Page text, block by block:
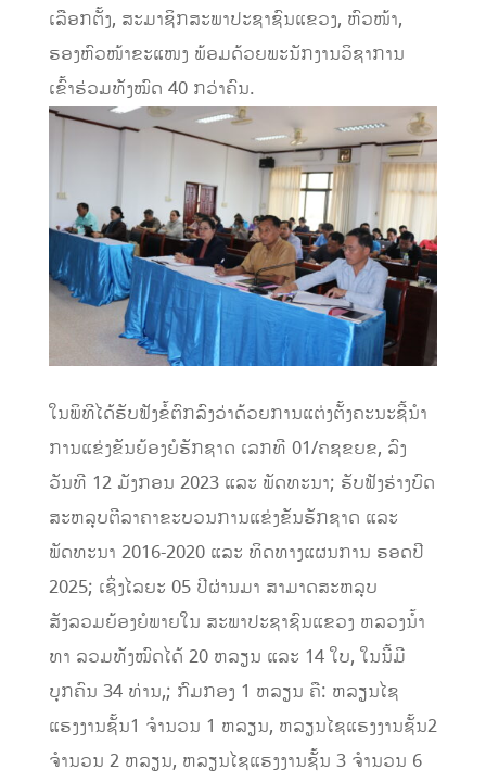
ເລືອກຕັ້ງ, ສະມາຊິກສະພາປະຊາຊົນແຂວງ, ຫົວໜ້າ,
ຮອງຫົວໜ້າຂະແໜງ ພ້ອມດ້ວຍພະນັກງານວິຊາການ
ເຂົ້າຮ່ວມທັງໝົດ 40 ກວ່າຄົນ.
ໃນພິທີໄດ້ຮັບຟັງຂໍ້ຕົກລົງວ່າດ້ວຍການແຕ່ງຕັ້ງຄະນະຊີ້ນຳ
ການແຂ່ງຂັນຍ້ອງຍໍຮັກຊາດ ເລກທີ 01/ຄຊຂຍຂ, ລົງ
ວັນທີ 12 ມັງກອນ 2023 ແລະ ພັດທະນາ; ຮັບຟັງຮ່າງບົດ
ສະຫລຸບຕີລາຄາຂະບວນການແຂ່ງຂັນຮັກຊາດ ແລະ
ພັດທະນາ 2016-2020 ແລະ ທິດທາງແຜນການ ຮອດປີ
2025; ເຊິ່ງໄລຍະ 05 ປີຜ່ານມາ ສາມາດສະຫລຸບ
ສັງລວມຍ້ອງຍໍພາຍໃນ ສະພາປະຊາຊົນແຂວງ ຫລວງນ້ຳ
ທາ ລວມທັງໝົດໄດ້ 20 ຫລຽນ ແລະ 14 ໃບ, ໃນນີ້ມີ
ບຸກຄົນ 34 ທ່ານ,; ກົມກອງ 1 ຫລຽນ ຄື: ຫລຽນໄຊ
ແຮງງານຊັ້ນ1 ຈຳນວນ 1 ຫລຽນ, ຫລຽນໄຊແຮງງານຊັ້ນ2
ຈຳນວນ 2 ຫລຽນ, ຫລຽນໄຊແຮງງານຊັ້ນ 3 ຈຳນວນ 6